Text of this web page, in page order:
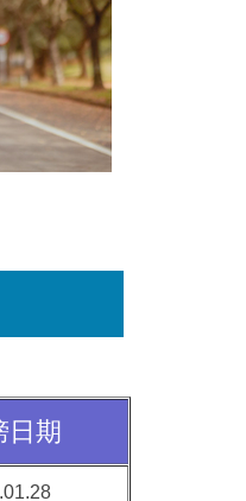
日期